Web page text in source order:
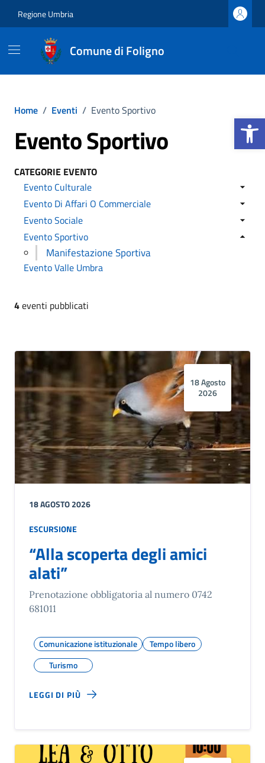
Apri la
Regione Umbria
Comune di Foligno
Home / Eventi / Evento Sportivo
Evento Sportivo
CATEGORIE EVENTO
Evento Culturale
Evento Di Affari O Commerciale
Evento Sociale
Evento Sportivo
Manifestazione Sportiva
Evento Valle Umbra
4eventi pubblicati
18 Agosto
2026
18 AGOSTO 2026
ESCURSIONE
“Alla scoperta degli amici
alati”
Prenotazione obbligatoria al numero 0742
681011
Comunicazione istituzionale
Tempo libero
Turismo
LEGGI DI PIÙ